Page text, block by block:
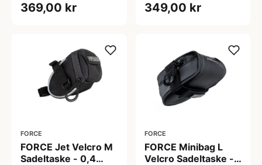
369,00 kr 349,00 kr
FORCE
FORCE Jet Velcro M
Sadeltaske - 0,4
FORCE
FORCE Minibag L
Velcro Sadeltaske -